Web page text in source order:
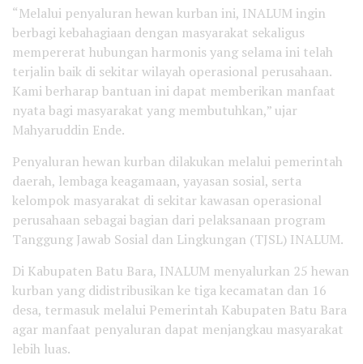
“Melalui penyaluran hewan kurban ini, INALUM ingin
berbagi kebahagiaan dengan masyarakat sekaligus
mempererat hubungan harmonis yang selama ini telah
terjalin baik di sekitar wilayah operasional perusahaan.
Kami berharap bantuan ini dapat memberikan manfaat
nyata bagi masyarakat yang membutuhkan,” ujar
Mahyaruddin Ende.
Penyaluran hewan kurban dilakukan melalui pemerintah
daerah, lembaga keagamaan, yayasan sosial, serta
kelompok masyarakat di sekitar kawasan operasional
perusahaan sebagai bagian dari pelaksanaan program
Tanggung Jawab Sosial dan Lingkungan (TJSL) INALUM.
Di Kabupaten Batu Bara, INALUM menyalurkan 25 hewan
kurban yang didistribusikan ke tiga kecamatan dan 16
desa, termasuk melalui Pemerintah Kabupaten Batu Bara
agar manfaat penyaluran dapat menjangkau masyarakat
lebih luas.